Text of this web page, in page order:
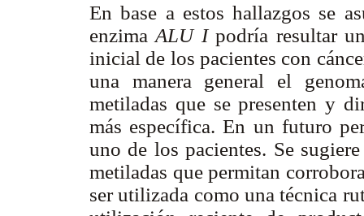
En base a estos hallazgos se
enzimaALU Ipodría resultar
inicial de los pacientes con
una manera general el
metiladas que se presenten y
más específica. En un futuro
uno de los pacientes. Se
metiladas que permitan
ser utilizada como una técnica